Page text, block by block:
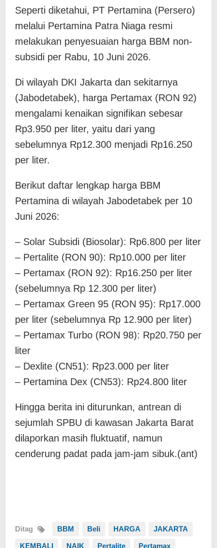
Seperti diketahui, ​PT Pertamina (Persero)
melalui Pertamina Patra Niaga resmi
melakukan penyesuaian harga BBM non-
subsidi per Rabu, 10 Juni 2026.
​Di wilayah DKI Jakarta dan sekitarnya
(Jabodetabek), harga Pertamax (RON 92)
mengalami kenaikan signifikan sebesar
Rp3.950 per liter, yaitu dari yang
sebelumnya Rp12.300 menjadi Rp16.250
per liter.
​Berikut daftar lengkap harga BBM
Pertamina di wilayah Jabodetabek per 10
Juni 2026:
– Solar Subsidi (Biosolar): Rp6.800 per liter
– Pertalite (RON 90): Rp10.000 per liter
– Pertamax (RON 92): Rp16.250 per liter
(sebelumnya Rp 12.300 per liter)
– Pertamax Green 95 (RON 95): Rp17.000
per liter (sebelumnya Rp 12.900 per liter)
– Pertamax Turbo (RON 98): Rp20.750 per
liter
– Dexlite (CN51): Rp23.000 per liter
– Pertamina Dex (CN53): Rp24.800 liter
Hingga berita ini diturunkan, antrean di
sejumlah SPBU di kawasan Jakarta Barat
dilaporkan masih fluktuatif, namun
cenderung padat pada jam-jam sibuk.(ant)
Ditag BBM Beli HARGA JAKARTA
KEMBALI NAIK Pertalite Pertamax